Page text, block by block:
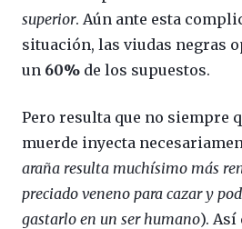
superior. Aún ante esta
situación, las viudas negras
un 60% de los supuestos.
Pero resulta que no siempre
muerde inyecta
araña resulta muchísimo más
preciado veneno para cazar y
gastarlo en un ser humano). Así